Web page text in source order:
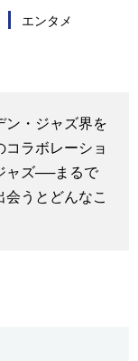
エンタメ
・ジャズ界を
ラボレーショ
ャズ──まるで
うとどんなこ